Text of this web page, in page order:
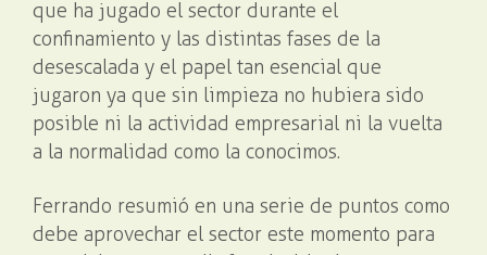
que ha jugado el sector durante el
confinamiento y las distintas fases de la
desescalada y el papel tan esencial que
jugaron ya que sin limpieza no hubiera sido
posible ni la actividad empresarial ni la vuelta
a la normalidad como la conocimos.
Ferrando resumió en una serie de puntos como
debe aprovechar el sector este momento para